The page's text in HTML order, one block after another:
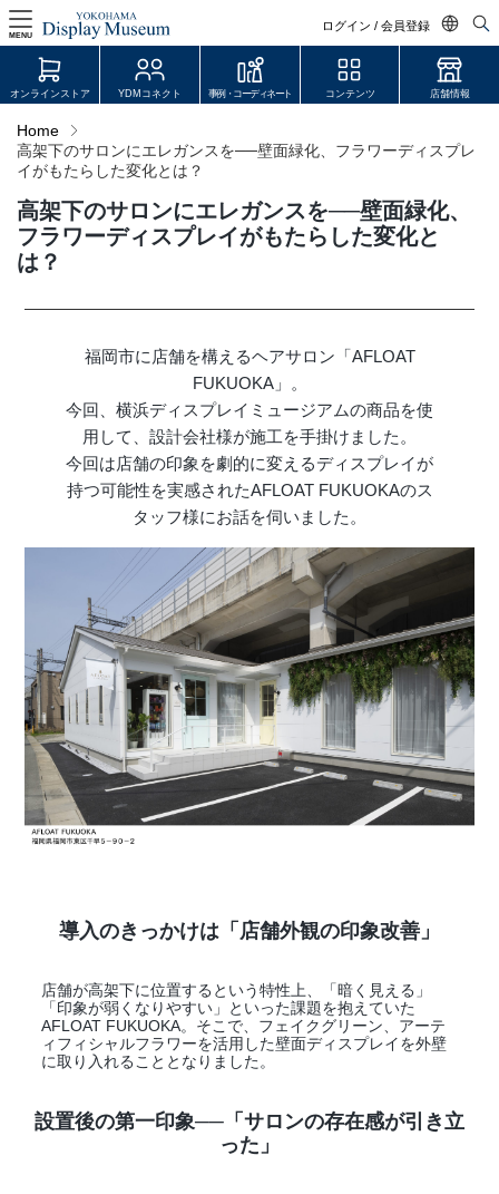
ログイン / 会員登録
日本語
中文简体
MENU
オンラインストア
JDCA(ディスプレイスクール)
店舗情報・営業日
採用情報
お問い合わせ
プライバシーポリシー
オンラインストア YDMコネクト 事例・コーディネート コンテンツ 店舗情報
Home
高架下のサロンにエレガンスを──壁面緑化、フラワーディスプレ
イがもたらした変化とは？
高架下のサロンにエレガンスを──壁面緑化、
フラワーディスプレイがもたらした変化と
は？
福岡市に店舗を構えるヘアサロン「AFLOAT
FUKUOKA」。
今回、横浜ディスプレイミュージアムの商品を使
用して、設計会社様が施工を手掛けました。
今回は店舗の印象を劇的に変えるディスプレイが
持つ可能性を実感されたAFLOAT FUKUOKAのス
タッフ様にお話を伺いました。
導入のきっかけは「店舗外観の印象改善」
店舗が高架下に位置するという特性上、「暗く見える」
「印象が弱くなりやすい」といった課題を抱えていた
AFLOAT FUKUOKA。そこで、フェイクグリーン、アーテ
ィフィシャルフラワーを活用した壁面ディスプレイを外壁
に取り入れることとなりました。
設置後の第一印象──「サロンの存在感が引き立
った」